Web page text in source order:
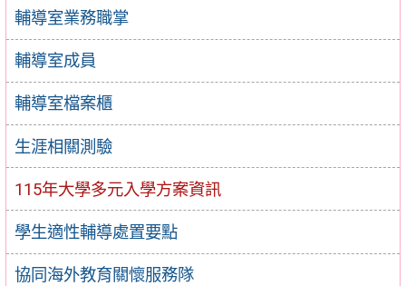
輔導室業務職掌
輔導室成員
輔導室檔案櫃
生涯相關測驗
115年大學多元入學方案資訊
學生適性輔導處置要點
協同海外教育關懷服務隊